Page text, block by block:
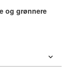
og grønnere